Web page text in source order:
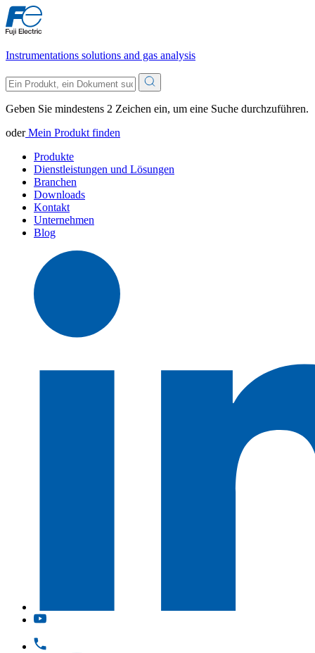
Instrumentations solutions and gas analysis
Geben Sie mindestens 2 Zeichen ein, um eine Suche durchzuführen.
oderMein Produkt finden
Produkte
Dienstleistungen und Lösungen
Branchen
Downloads
Kontakt
Unternehmen
Blog